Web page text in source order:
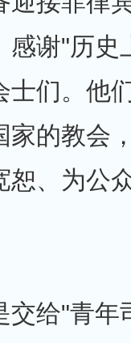
感谢"历史
士们。他
家的教会
恕、为公
交给"青年